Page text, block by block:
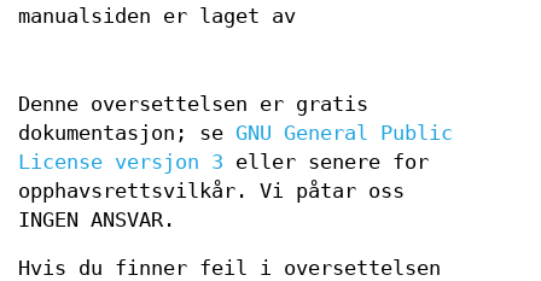
manualsiden er laget av
Denne oversettelsen er gratis
dokumentasjon; se GNU General Public
License versjon 3 eller senere for
opphavsrettsvilkår. Vi påtar oss
INGEN ANSVAR.
Hvis du finner feil i oversettelsen